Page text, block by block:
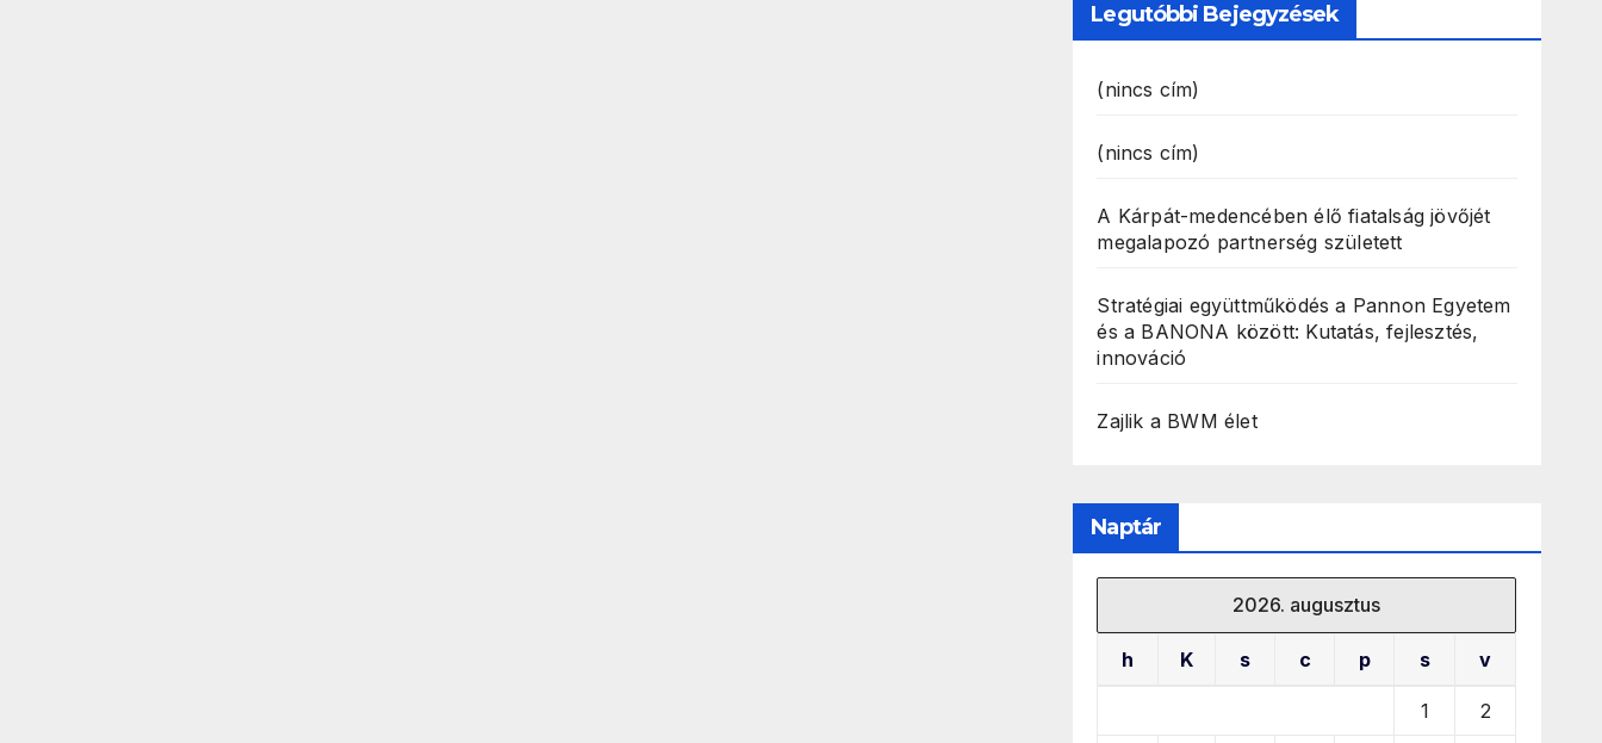
Legutóbbi Bejegyzések
(nincs cím)
(nincs cím)
A Kárpát-medencében élő fiatalság jövőjét
megalapozó partnerség született
Stratégiai együttműködés a Pannon Egyetem
és a BANONA között: Kutatás, fejlesztés,
innováció
Zajlik a BWM élet
Naptár
2026. augusztus
h K s c p s v
1 2